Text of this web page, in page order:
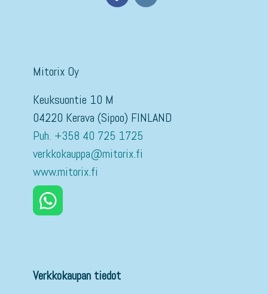
Mitorix Oy
Keuksuontie 10 M
04220 Kerava (Sipoo) FINLAND
Puh. +358 40 725 1725
verkkokauppa@mitorix.fi
www.mitorix.fi
Verkkokaupan tiedot